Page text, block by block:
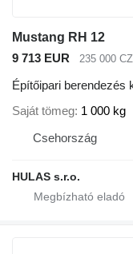
Mustang RH 12
9 713 EUR
235 000
Építőipari berendezés
Saját tömeg 1 000 kg
Csehország
HULAS s.r.o.